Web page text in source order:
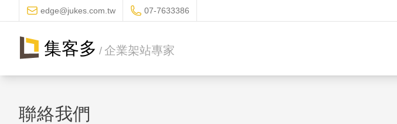
edge@jukes.com.tw 07-7633386
集客多 / 企業架站專家
聯絡我們